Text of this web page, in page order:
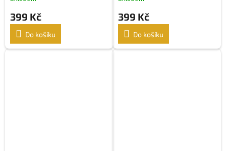
399 Kč
Do košíku
399 Kč
Do košíku